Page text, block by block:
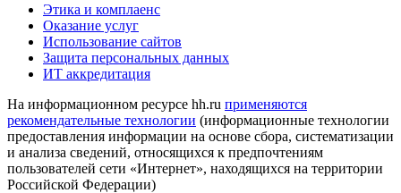
Этика и комплаенс
Оказание услуг
Использование сайтов
Защита персональных данных
ИТ аккредитация
На информационном ресурсе hh.ru применяются
рекомендательные технологии (информационные технологии
предоставления информации на основе сбора, систематизации
и анализа сведений, относящихся к предпочтениям
пользователей сети «Интернет», находящихся на территории
Российской Федерации)